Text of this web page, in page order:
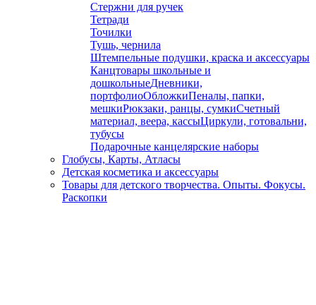
Стержни для ручек
Тетради
Точилки
Тушь, чернила
Штемпельные подушки, краска и аксессуары
Канцтовары школьные и
дошкольныеДневники,
портфолиоОбложкиПеналы, папки,
мешкиРюкзаки, ранцы, сумкиСчетный
материал, веера, кассыЦиркули, готовальни,
тубусы
Подарочные канцелярские наборы
Глобусы, Карты, Атласы
Детская косметика и аксессуары
Товары для детского творчества. Опыты. Фокусы.
Раскопки